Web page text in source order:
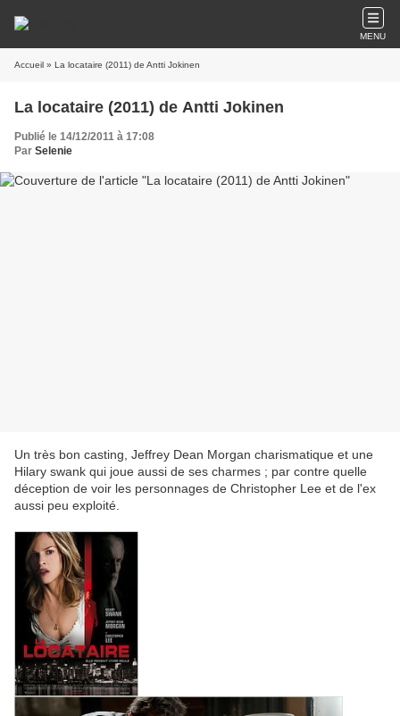
MENU
Accueil » La locataire (2011) de Antti Jokinen
La locataire (2011) de Antti Jokinen
Publié le 14/12/2011 à 17:08
Par Selenie
Un très bon casting, Jeffrey Dean Morgan charismatique et une
Hilary swank qui joue aussi de ses charmes ; par contre quelle
déception de voir les personnages de Christopher Lee et de l'ex
aussi peu exploité.